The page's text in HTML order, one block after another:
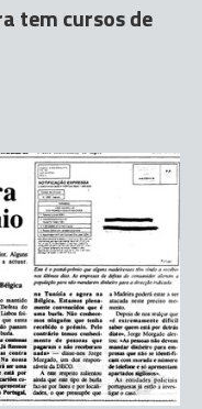
tem cursos de